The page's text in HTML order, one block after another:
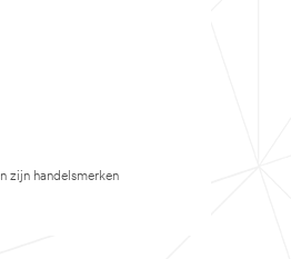
zijn handelsmerken